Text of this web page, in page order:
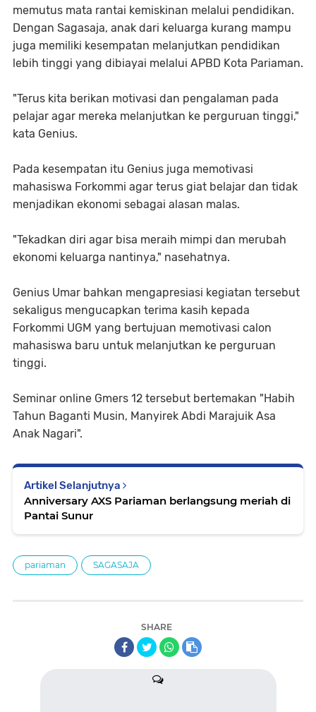
memutus mata rantai kemiskinan melalui pendidikan.
Dengan Sagasaja, anak dari keluarga kurang mampu
juga memiliki kesempatan melanjutkan pendidikan
lebih tinggi yang dibiayai melalui APBD Kota Pariaman.
"Terus kita berikan motivasi dan pengalaman pada
pelajar agar mereka melanjutkan ke perguruan tinggi,"
kata Genius.
Pada kesempatan itu Genius juga memotivasi
mahasiswa Forkommi agar terus giat belajar dan tidak
menjadikan ekonomi sebagai alasan malas.
"Tekadkan diri agar bisa meraih mimpi dan merubah
ekonomi keluarga nantinya," nasehatnya.
Genius Umar bahkan mengapresiasi kegiatan tersebut
sekaligus mengucapkan terima kasih kepada
Forkommi UGM yang bertujuan memotivasi calon
mahasiswa baru untuk melanjutkan ke perguruan
tinggi.
Seminar online Gmers 12 tersebut bertemakan "Habih
Tahun Baganti Musin, Manyirek Abdi Marajuik Asa
Anak Nagari".
Artikel Selanjutnya
Anniversary AXS Pariaman berlangsung meriah di
Pantai Sunur
pariaman SAGASAJA
SHARE